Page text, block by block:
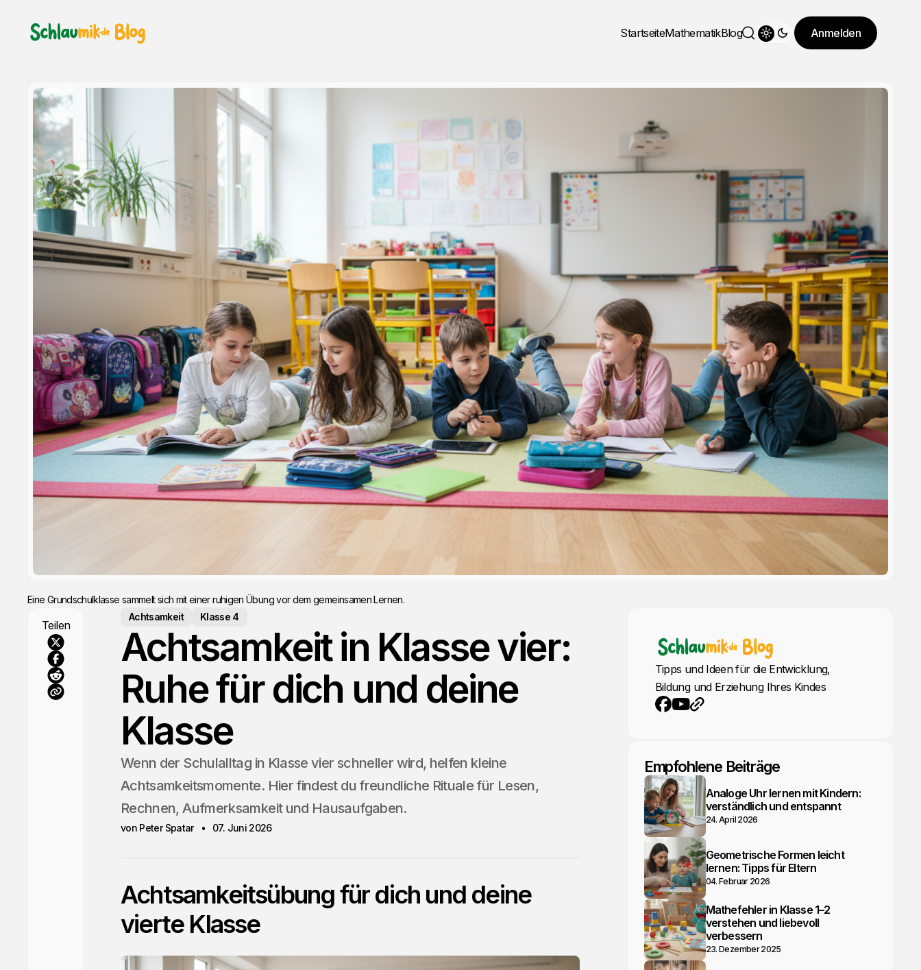
StartseiteMathematikBlog
Theme wechseln
Anmelden
Eine Grundschulklasse sammelt sich mit einer ruhigen Übung vor dem gemeinsamen Lernen.
Teilen
Achtsamkeit Klasse 4
Achtsamkeit in Klasse vier:
Ruhe für dich und deine
Klasse
Wenn der Schulalltag in Klasse vier schneller wird, helfen kleine
Achtsamkeitsmomente. Hier findest du freundliche Rituale für Lesen,
Rechnen, Aufmerksamkeit und Hausaufgaben.
von Peter Spatar 07. Juni 2026
Achtsamkeitsübung für dich und deine
vierte Klasse
Tipps und Ideen für die Entwicklung,
Bildung und Erziehung Ihres Kindes
Empfohlene Beiträge
Analoge Uhr lernen mit Kindern:
verständlich und entspannt
24. April 2026
Geometrische Formen leicht
lernen: Tipps für Eltern
04. Februar 2026
Mathefehler in Klasse 1–2
verstehen und liebevoll
verbessern
23. Dezember 2025